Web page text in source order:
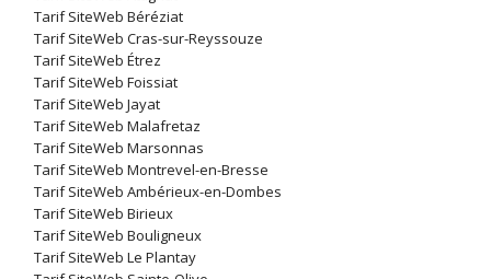
Tarif SiteWeb Béréziat
Tarif SiteWeb Cras-sur-Reyssouze
Tarif SiteWeb Étrez
Tarif SiteWeb Foissiat
Tarif SiteWeb Jayat
Tarif SiteWeb Malafretaz
Tarif SiteWeb Marsonnas
Tarif SiteWeb Montrevel-en-Bresse
Tarif SiteWeb Ambérieux-en-Dombes
Tarif SiteWeb Birieux
Tarif SiteWeb Bouligneux
Tarif SiteWeb Le Plantay